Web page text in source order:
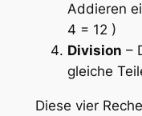
Addieren
4 = 12 )
Division –
gleiche
Diese vier